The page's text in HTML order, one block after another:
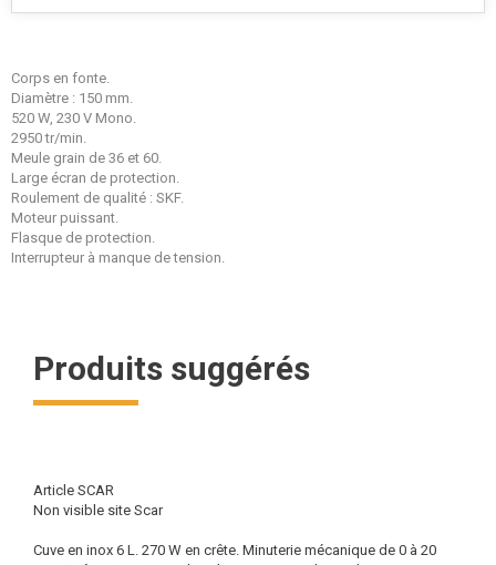
Corps en fonte.
Diamètre : 150 mm.
520 W, 230 V Mono.
2950 tr/min.
Meule grain de 36 et 60.
Large écran de protection.
Roulement de qualité : SKF.
Moteur puissant.
Flasque de protection.
Interrupteur à manque de tension.
Produits suggérés
Article SCAR
Non visible site Scar
Cuve en inox 6 L. 270 W en crête. Minuterie mécanique de 0 à 20